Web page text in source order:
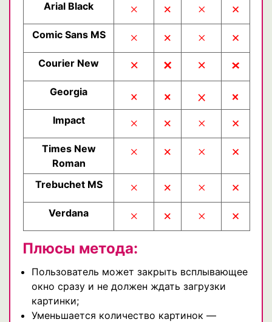
Arial Black × × × ×
Comic Sans MS × × × ×
Courier New × × × ×
Georgia × × × ×
Impact × × × ×
Times New
Roman
× × × ×
Trebuchet MS × × × ×
Verdana × × × ×
Плюсы метода:
Пользователь может закрыть всплывающее
окно сразу и не должен ждать загрузки
картинки;
Уменьшается количество картинок —